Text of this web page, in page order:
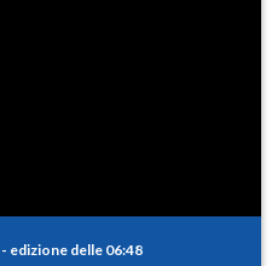
- edizione delle 06:48